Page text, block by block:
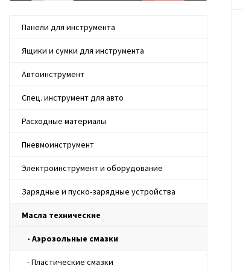
Панели для инструмента
Ящики и сумки для инструмента
Автоинструмент
Спец. инструмент для авто
Расходные материалы
Пневмоинструмент
Электроинструмент и оборудование
Зарядные и пуско-зарядные устройства
Масла технические
- Аэрозольные смазки
- Пластические смазки